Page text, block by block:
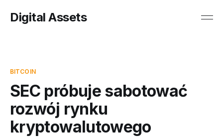
Digital Assets
BITCOIN
SEC próbuje sabotować
rozwój rynku
kryptowalutowego